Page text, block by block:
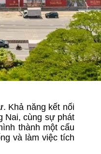
Khả năng kết nối
Nai, cùng sự phát
thành một cấu
và làm việc tích